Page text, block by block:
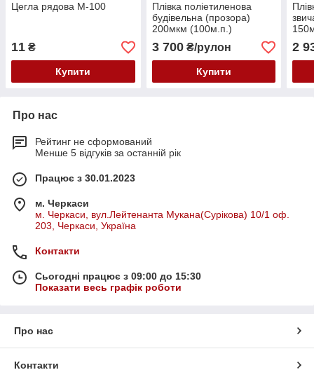
Цегла рядова М-100
11 ₴
Купити
Плівка поліетиленова
будівельна (прозора)
200мкм (100м.п.)
3 700₴/рулон
Купити
2
Про нас
Рейтинг не сформований
Менше 5 відгуків за останній рік
Працює з 30.01.2023
м. Черкаси
м. Черкаси, вул.Лейтенанта Мукана(Сурікова) 10/1 оф.
203, Черкаси, Україна
Контакти
Сьогодні працює з 09:00 до 15:30
Показати весь графік роботи
Про нас
Контакти